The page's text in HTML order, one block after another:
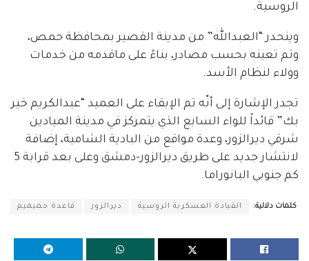
الروسية.
وينحدر “العبدالله” من مدينة القصير بمحافظة حمص،
وتم تعينه بحسب مصادر، بناءً على ماقدمه من خدمات
وولاء لنظام الأسد.
تجدر الإشارة إلى أنّه تم الإبقاء على العميد “عبدالكريم خير
بك” قائداً للواء السابع الذي يتمركز في مدينة الميادين
شرقي ديرالزور، وعدة مواقع من البادية الشامية، إضافة
لانتشار جديد على طريق ديرالزور-دمشق وعلى بعد قرابة 5
كم جنوبي البانوراما.
كلمات دلالية: القيادة العسكرية الروسية ديرالزور قاعدة حميميم